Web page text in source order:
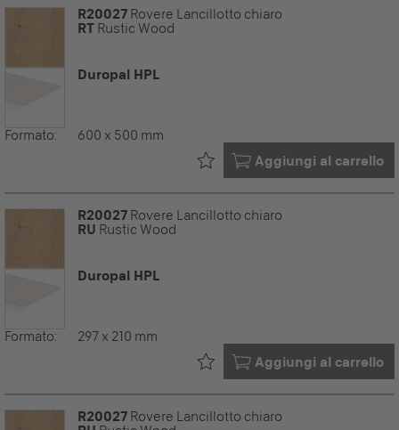
R20027 Rovere Lancillotto chiaro
RT Rustic Wood
Duropal HPL
Formato: 600 x 500 mm
Aggiungi al carrello
Già nel tuo
R20027 Rovere Lancillotto chiaro
RU Rustic Wood
Duropal HPL
Formato: 297 x 210 mm
Aggiungi al carrello
Già nel tuo
R20027 Rovere Lancillotto chiaro